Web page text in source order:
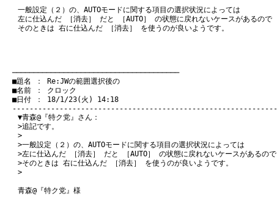
一般設定（２）の、AUTOモードに関する項目の選択状況によっては
左に仕込んだ ［消去］ だと ［AUTO］ の状態に戻れないケースがあるので
そのときは 右に仕込んだ ［消去］ を使うのが良いようです。
───────────────────────────────────────
■題名 ： Re:JWの範囲選択後の
■名前 ： クロック
■日付 ： 18/1/23(火) 14:18
▼青森@『特ク党』さん：
>追記です。
>
>一般設定（２）の、AUTOモードに関する項目の選択状況によっては
>左に仕込んだ ［消去］ だと ［AUTO］ の状態に戻れないケースがあるので
>そのときは 右に仕込んだ ［消去］ を使うのが良いようです。
>
青森@『特ク党』様